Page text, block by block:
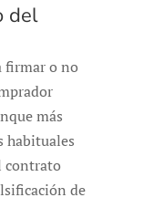
del
firmar o no
más
habituales
contrato
de